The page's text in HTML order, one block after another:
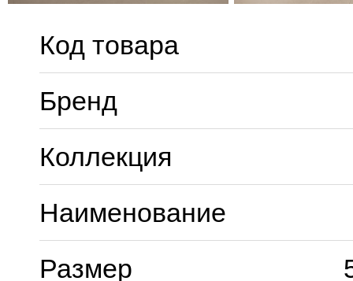
Код товара
Бренд
Коллекция
Наименование
Размер